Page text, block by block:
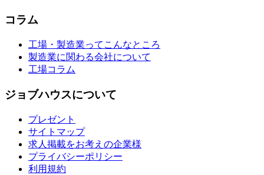
コラム
工場・製造業ってこんなところ
製造業に関わる会社について
工場コラム
ジョブハウスについて
プレゼント
サイトマップ
求人掲載をお考えの企業様
プライバシーポリシー
利用規約